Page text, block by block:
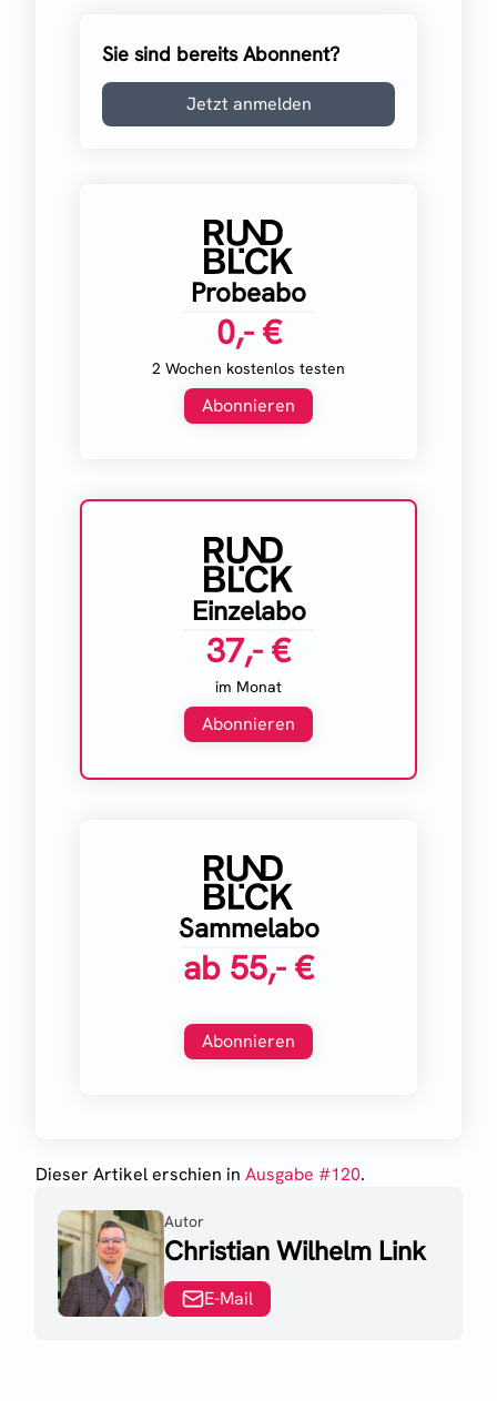
Sie sind bereits Abonnent?
Jetzt anmelden
Probeabo
0,- €
2 Wochen kostenlos testen
Abonnieren
Einzelabo
37,- €
im Monat
Abonnieren
Sammelabo
ab 55,- €
Abonnieren
Dieser Artikel erschien in Ausgabe #120.
Autor
Christian Wilhelm Link
E-Mail